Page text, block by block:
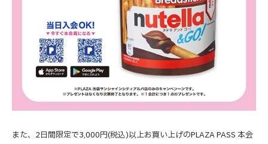
また、2日間限定で3,000円(税込)以上お買い上げのPLAZA PASS 本会